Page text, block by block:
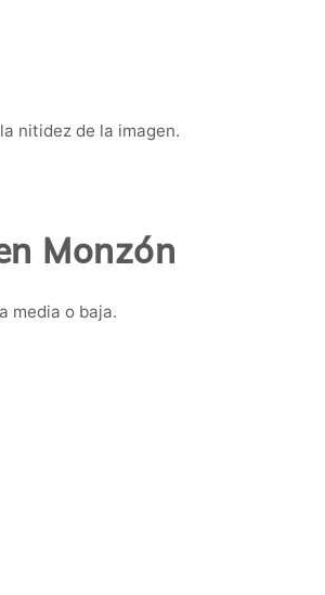
nitidez de la imagen.
Monzón
media o baja.